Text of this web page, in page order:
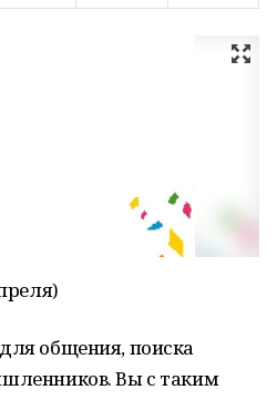
общения, поиска
Вы с таким